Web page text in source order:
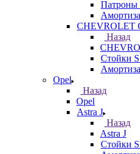
Патроны
CHEVROLET
Назад
Стойки
Opel
Назад
Opel
Astra J
Назад
Astra J
Стойки